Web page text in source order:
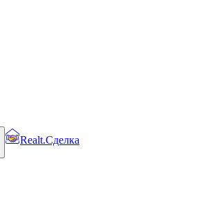
Realt.Сделка